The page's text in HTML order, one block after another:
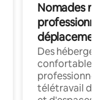
Nomades
déplacement
Des
confortables
professionnels
télétravail